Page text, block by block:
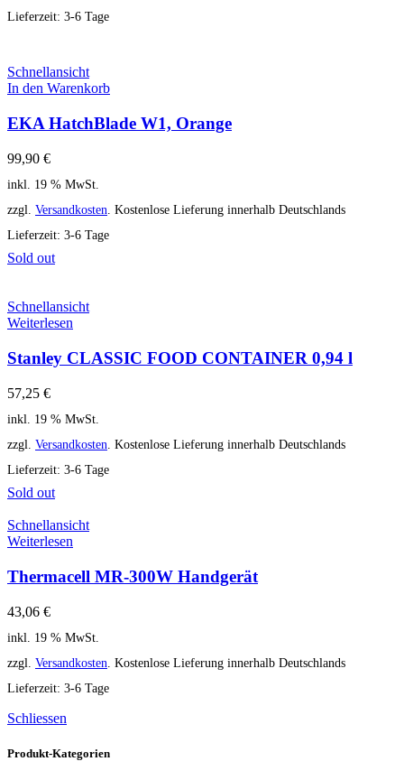
Lieferzeit: 3-6 Tage
Schnellansicht
In den Warenkorb
EKA HatchBlade W1, Orange
99,90 €
inkl. 19 % MwSt.
zzgl. Versandkosten . Kostenlose Lieferung innerhalb Deutschlands
Lieferzeit: 3-6 Tage
Sold out
Schnellansicht
Weiterlesen
Stanley CLASSIC FOOD CONTAINER 0,94 l
57,25 €
inkl. 19 % MwSt.
zzgl. Versandkosten . Kostenlose Lieferung innerhalb Deutschlands
Lieferzeit: 3-6 Tage
Sold out
Schnellansicht
Weiterlesen
Thermacell MR-300W Handgerät
43,06 €
inkl. 19 % MwSt.
zzgl. Versandkosten . Kostenlose Lieferung innerhalb Deutschlands
Lieferzeit: 3-6 Tage
Schliessen
Produkt-Kategorien